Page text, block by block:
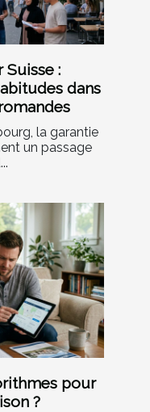
:
dans
la garantie
un passage
pour
?